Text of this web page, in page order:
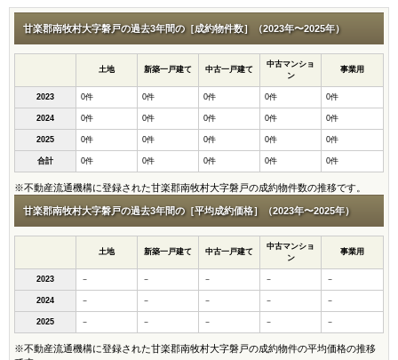
甘楽郡南牧村大字磐戸の過去3年間の［成約物件数］（2023年〜2025年）
土地 新築一戸建て 中古一戸建て
中古マンショ
ン
事業用
2023 0件 0件 0件 0件 0件
2024 0件 0件 0件 0件 0件
2025 0件 0件 0件 0件 0件
合計 0件 0件 0件 0件 0件
※不動産流通機構に登録された甘楽郡南牧村大字磐戸の成約物件数の推移です。
甘楽郡南牧村大字磐戸の過去3年間の［平均成約価格］（2023年〜2025年）
土地 新築一戸建て 中古一戸建て
中古マンショ
ン
事業用
2023 － － － － －
2024 － － － － －
2025 － － － － －
※不動産流通機構に登録された甘楽郡南牧村大字磐戸の成約物件の平均価格の推移